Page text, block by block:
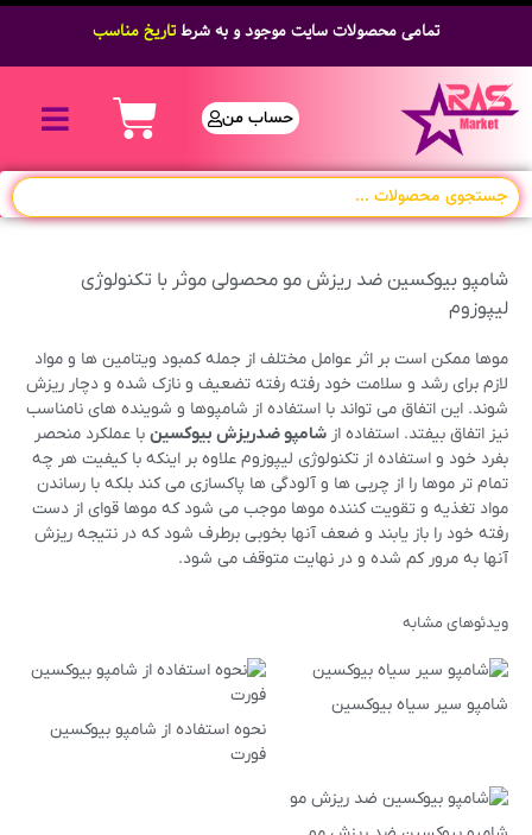
تمامی محصولات سایت موجود و به شرطتاریخ مناسب
حساب من
شامپو بیوکسین ضد ریزش مو محصولی موثر با تکنولوژی
لیپوزوم
موها ممکن است بر اثر عوامل مختلف از جمله کمبود ویتامین ها و مواد
لازم برای رشد و سلامت خود رفته رفته تضعیف و نازک شده و دچار ریزش
شوند. این اتفاق می تواند با استفاده از شامپوها و شوینده های نامناسب
نیز اتفاق بیفتد. استفاده از شامپو ضدریزش بیوکسین با عملکرد منحصر
بفرد خود و استفاده از تکنولوژی لیپوزوم علاوه بر اینکه با کیفیت هر چه
تمام تر موها را از چربی ها و آلودگی ها پاکسازی می کند بلکه با رساندن
مواد تغذیه و تقویت کننده موها موجب می شود که موها قوای از دست
رفته خود را باز یابند و ضعف آنها بخوبی برطرف شود که در نتیجه ریزش
آنها به مرور کم شده و در نهایت متوقف می شود.
ویدئوهای مشابه
شامپو سیر سیاه بیوکسین
نحوه استفاده از شامپو بیوکسین
فورت